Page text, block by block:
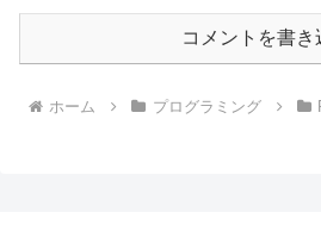
コメントを書き
ホーム プログラミング